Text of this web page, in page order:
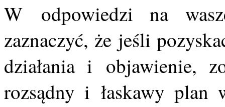
W odpowiedzi na
zaznaczyć, że jeśli
działania i objawienie,
rozsądny i łaskawy